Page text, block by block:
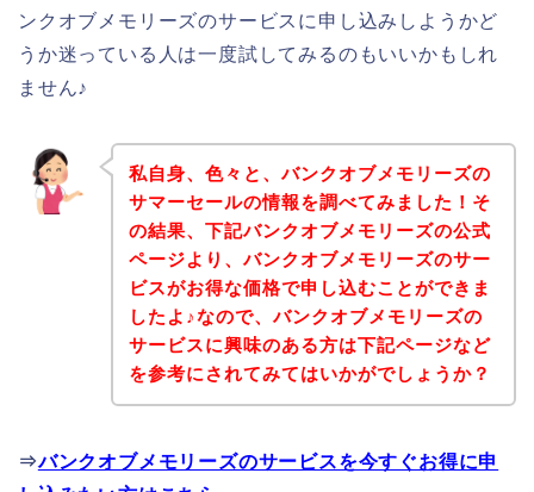
ンクオブメモリーズのサービスに申し込みしようかど
うか迷っている人は一度試してみるのもいいかもしれ
ません♪
私自身、色々と、バンクオブメモリーズの
サマーセールの情報を調べてみました！そ
の結果、下記バンクオブメモリーズの公式
ページより、バンクオブメモリーズのサー
ビスがお得な価格で申し込むことができま
したよ♪なので、バンクオブメモリーズの
サービスに興味のある方は下記ページなど
を参考にされてみてはいかがでしょうか？
⇒バンクオブメモリーズのサービスを今すぐお得に申